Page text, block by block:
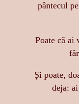
pântecul
Poate că ai
Și poate,
deja: